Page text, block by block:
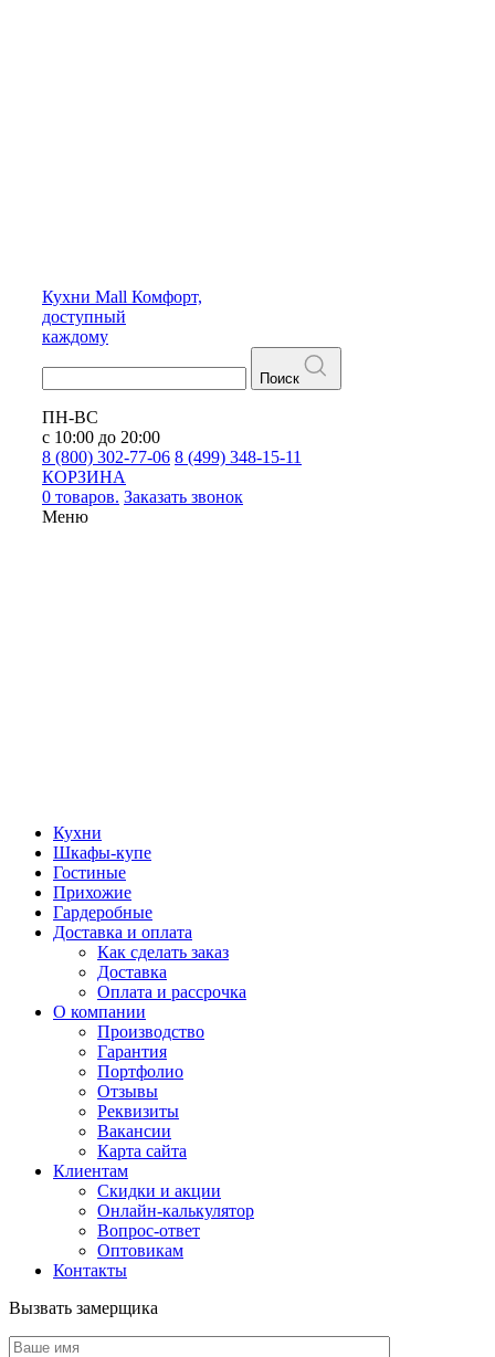
Кухни Mall Комфорт,
доступный
каждому
Поиск
ПН-ВС
с 10:00 до 20:00
8 (800) 302-77-06 8 (499) 348-15-11
КОРЗИНА
0 товаров. Заказать звонок
Меню
Кухни
Шкафы-купе
Гостиные
Прихожие
Гардеробные
Доставка и оплата
Как сделать заказ
Доставка
Оплата и рассрочка
О компании
Производство
Гарантия
Портфолио
Отзывы
Реквизиты
Вакансии
Карта сайта
Клиентам
Скидки и акции
Онлайн-калькулятор
Вопрос-ответ
Оптовикам
Контакты
Вызвать замерщика